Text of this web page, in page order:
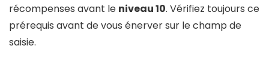
récompenses avant le niveau 10. Vérifiez toujours ce
prérequis avant de vous énerver sur le champ de
saisie.